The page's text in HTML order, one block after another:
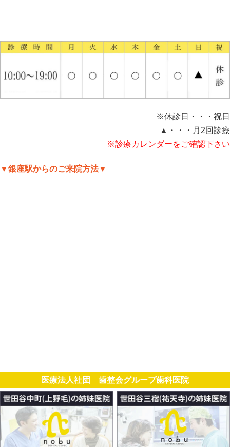
※休診日・・・祝日
▲・・・月2回診療
※診療カレンダーをご確認下さい
▼銀座駅からのご来院方法▼
医療法人社団 歯整会グループ歯科医院